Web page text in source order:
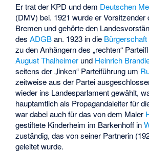
Er trat der KPD und dem Deutschen
(DMV) bei. 1921 wurde er Vorsitzender
Bremen und gehörte den
desADGBan. 1923 in die Bürgerschaft
zu den Anhängern des „rechten“
August Thalheimer und Heinrich
seitens der „linken“ Parteiführung um
zeitweise aus der Partei
wieder ins Landesparlament gewählt,
hauptamtlich als Propagandaleiter für
war dabei auch für das von dem Maler
gestiftete Kinderheim im Barkenhoff in
zuständig, das von seiner Partnerin
geleitet wurde.